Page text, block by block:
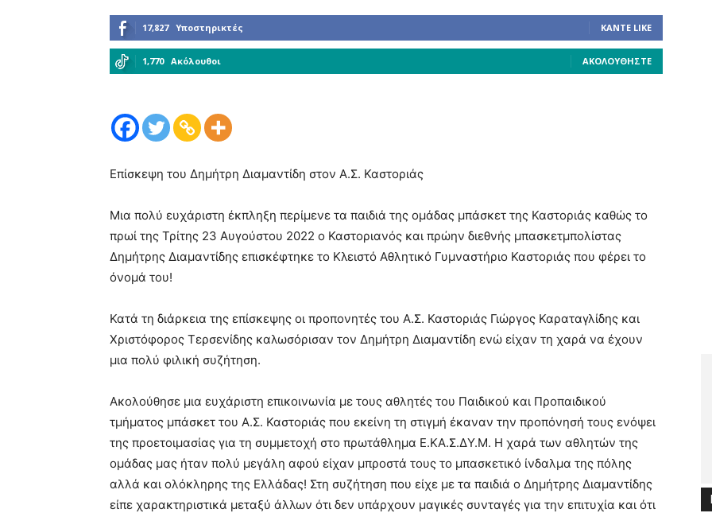
17,827 Υποστηρικτές ΚΆΝΤΕ LIKE
1,770 Ακόλουθοι ΑΚΟΛΟΥΘΉΣΤΕ
Επίσκεψη του Δημήτρη Διαμαντίδη στον Α.Σ. Καστοριάς
Μια πολύ ευχάριστη έκπληξη περίμενε τα παιδιά της ομάδας μπάσκετ της Καστοριάς καθώς το
πρωί της Τρίτης 23 Αυγούστου 2022 ο Καστοριανός και πρώην διεθνής μπασκετμπολίστας
Δημήτρης Διαμαντίδης επισκέφτηκε το Κλειστό Αθλητικό Γυμναστήριο Καστοριάς που φέρει το
όνομά του!
Κατά τη διάρκεια της επίσκεψης οι προπονητές του Α.Σ. Καστοριάς Γιώργος Καραταγλίδης και
Χριστόφορος Τερσενίδης καλωσόρισαν τον Δημήτρη Διαμαντίδη ενώ είχαν τη χαρά να έχουν
μια πολύ φιλική συζήτηση.
Ακολούθησε μια ευχάριστη επικοινωνία με τους αθλητές του Παιδικού και Προπαιδικού
τμήματος μπάσκετ του Α.Σ. Καστοριάς που εκείνη τη στιγμή έκαναν την προπόνησή τους ενόψει
της προετοιμασίας για τη συμμετοχή στο πρωτάθλημα Ε.ΚΑ.Σ.ΔΥ.Μ. Η χαρά των αθλητών της
ομάδας μας ήταν πολύ μεγάλη αφού είχαν μπροστά τους το μπασκετικό ίνδαλμα της πόλης
αλλά και ολόκληρης της Ελλάδας! Στη συζήτηση που είχε με τα παιδιά ο Δημήτρης Διαμαντίδης
είπε χαρακτηριστικά μεταξύ άλλων ότι δεν υπάρχουν μαγικές συνταγές για την επιτυχία και ότι